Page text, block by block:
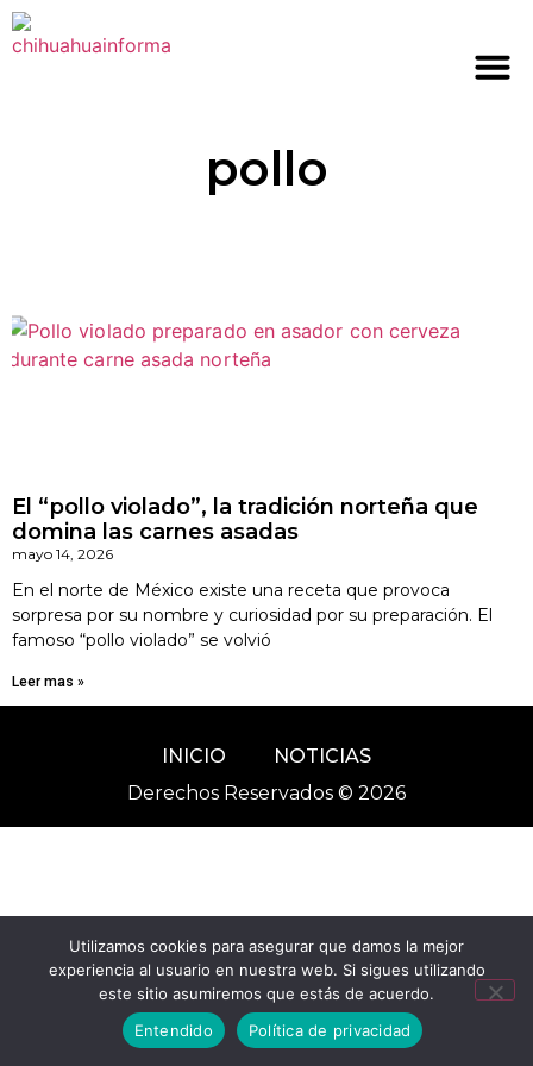
pollo
El “pollo violado”, la tradición norteña que
domina las carnes asadas
mayo 14, 2026
En el norte de México existe una receta que provoca
sorpresa por su nombre y curiosidad por su preparación. El
famoso “pollo violado” se volvió
Leer mas »
INICIO
NOTICIAS
Derechos Reservados © 2026
Utilizamos cookies para asegurar que damos la mejor
experiencia al usuario en nuestra web. Si sigues utilizando
este sitio asumiremos que estás de acuerdo.
Entendido
Política de privacidad